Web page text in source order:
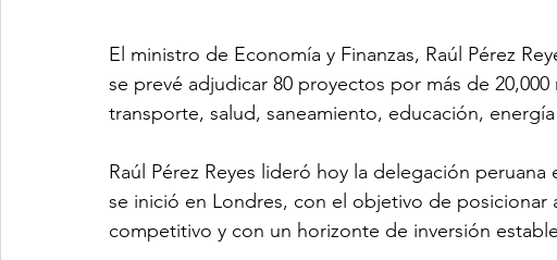
El ministro de Economía y Finanzas, Raúl Pérez
se prevé adjudicar 80 proyectos por más de
transporte, salud, saneamiento, educación,
Raúl Pérez Reyes lideró hoy la delegación
se inició en Londres, con el objetivo de posicionar
competitivo y con un horizonte de inversión